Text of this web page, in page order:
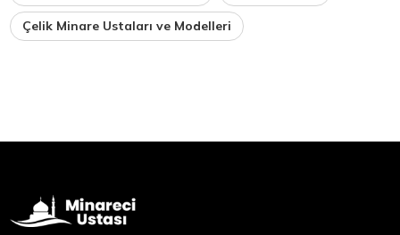
Çelik Minare Ustaları ve Modelleri